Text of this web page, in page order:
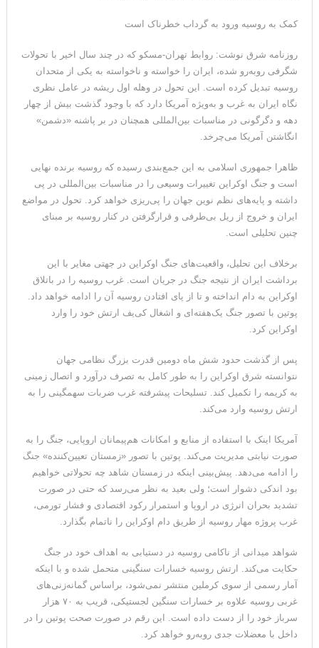
کمک به روسیه ورود به گرداب خطرناک است
روزنامه شرق نوشت: روابط تهران‌-مسکو که در چند سال اخیر با تحولات
شگرفی روبه‌رو شده، ایران را خواسته و ناخواسته به یکی از متحدان
روسیه تبدیل کرده است. این تحول در وهله اول ریشه در عامل نظری
نگاه ایران به غرب و به‌ویژه آمریکا دارد که با وجود گذشت بیش از چهار
دهه و دگرگونی در مناسبات بین‌المللی همچنان در بر پاشنه «دشمن»
انگاشتن آمریکا می‌چرخد.
ظاهرا جمهوری اسلامی به این جمع‌بندی رسیده که روسیه برنده نهایی
است و جنگ اوکراین تغییرات وسیعی را در مناسبات بین‌المللی در پی
داشته و پایه‌های نظم نوین جهان را پی‌ریزی خواهد کرد. تحول در مواضع
ایران و خروج از ریل بی‌طرفی و قرارگرفتن در کنار روسیه بر مبنای
چنین تحلیلی است.
برخلاف این تحلیل، واقعیت‌های جنگ اوکراین در جهتی مغایر با این
برداشت ایران از نتیجه جنگ در جریان است. غرب روسیه را در باتلاق
اوکراین به دام انداخته و تا از پای افتادن روسیه آن را ادامه خواهد داد.
پوتین با تصور جنگ یک‌هفته‌ای و اشغال کی‌یف ارتش خود را وارد
اوکراین کرد.
پس از گذشت حدود شش ماه دومین قدرت بزرگ نظامی جهان
نتوانسته شرق اوکراین را به‌ طور کامل به تصرف درآورد و اتصال زمینی
به کریمه را تکمیل کند. تسلیحات پیشرفته غرب ضربات سهمگینی را به
ارتش روسیه وارد می‌کند.
آمریکا اینک با استفاده از منابع و امکانات هم‌پیمانان اروپایی، جنگ را به
صورت نیابتی مدیریت می‌کند. پوتین با تصور «زمستان تعیین‌کننده» جنگ
را ادامه می‌دهد. پیش‌بینی اینکه در زمستان شاهد چه تحولاتی خواهیم
بود اندکی دشوار است؛ ولی بعید به نظر می‌رسد که حتی در صورت
تشدید بحران انرژی در اروپا و استمرار رکود اقتصادی و فشار تورمی،
غرب پروژه مهار روسیه از طریق دام اوکراین را ناتمام بگذارد.
شواهد میدانی از ناکامی روسیه در دستیابی به اهداف خود در جنگ
حکایت می‌کند. ارتش روسیه خسارات سنگینی متحمل شده و با اینکه
آمار رسمی از سوی کرملین منتشر نمی‌شود، براساس گمانه‌زنی‌های
غربی روسیه علاوه بر خسارات سنگین لجستیکی، قریب به ۷۰ هزار
سرباز خود را از دست داده است. این رقم در صورت صحت پوتین را در
داخل با معضلات جدی روبه‌رو خواهد کرد.